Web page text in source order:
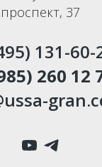
проспект, 37
131-60-
260 12